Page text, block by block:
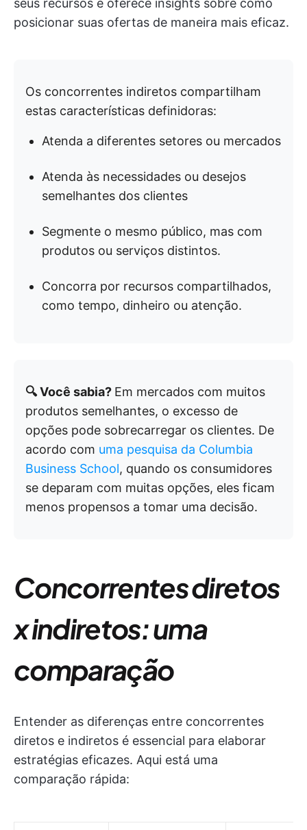
seus recursos e oferece insights sobre como
posicionar suas ofertas de maneira mais eficaz.
Os concorrentes indiretos compartilham
estas características definidoras:
Atenda a diferentes setores ou mercados
Atenda às necessidades ou desejos
semelhantes dos clientes
Segmente o mesmo público, mas com
produtos ou serviços distintos.
Concorra por recursos compartilhados,
como tempo, dinheiro ou atenção.
🔍 Você sabia? Em mercados com muitos
produtos semelhantes, o excesso de
opções pode sobrecarregar os clientes. De
acordo com uma pesquisa da Columbia
Business School, quando os consumidores
se deparam com muitas opções, eles ficam
menos propensos a tomar uma decisão.
Concorrentes diretos
x indiretos: uma
comparação
Entender as diferenças entre concorrentes
diretos e indiretos é essencial para elaborar
estratégias eficazes. Aqui está uma
comparação rápida: